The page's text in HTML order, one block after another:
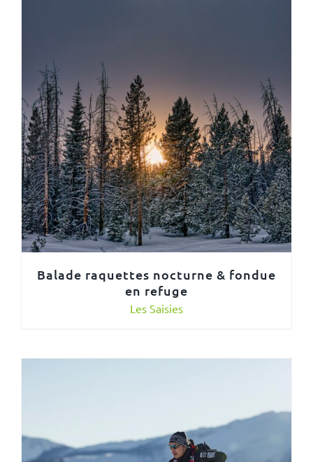
Balade raquettes nocturne & fondue
en refuge
Les Saisies